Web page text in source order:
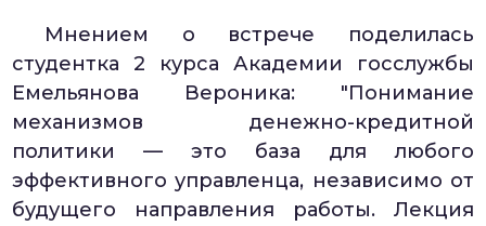
Мнением о встрече поделилась
студентка 2 курса Академии госслужбы
Емельянова Вероника: "Понимание
механизмов денежно-кредитной
политики — это база для любого
эффективного управленца, независимо от
будущего направления работы. Лекция